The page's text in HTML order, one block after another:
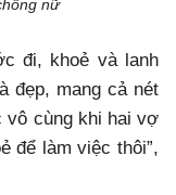
nữ
đi, khoẻ và lanh
đẹp, mang cả nét
vô cùng khi hai vợ
để làm việc thôi”,